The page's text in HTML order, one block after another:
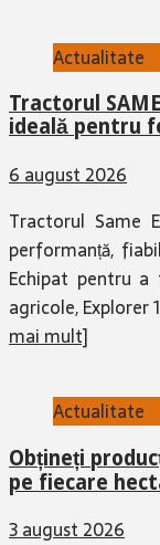
Actualitate
Tractorul
ideală pentru
6 august 2026
Tractorul Same
performanță,
Echipat pentru
agricole, Explorer
mai mult]
Actualitate
Obțineți
pe fiecare
3 august 2026